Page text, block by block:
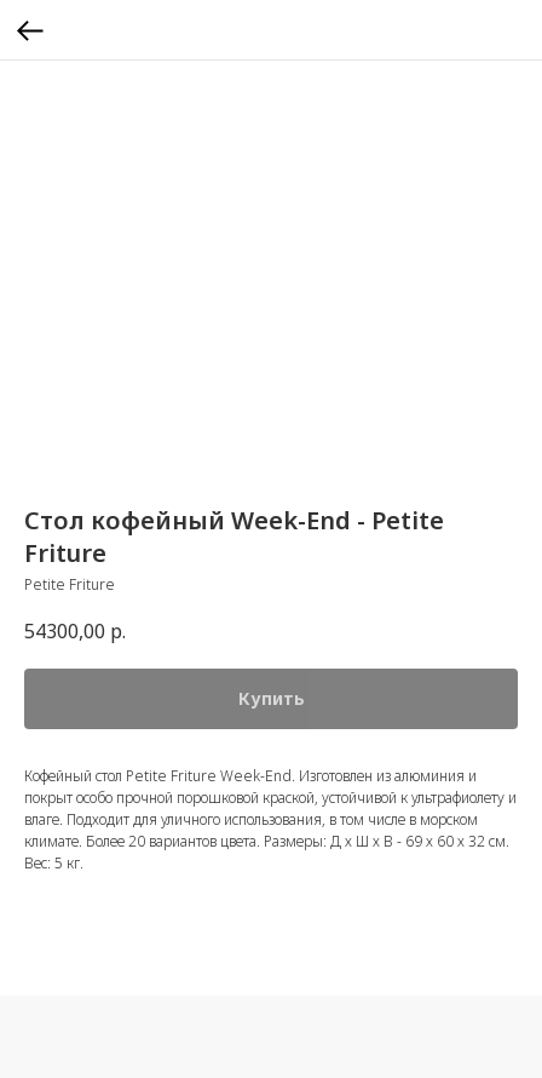
Стол кофейный Week-End - Petite
Friture
Petite Friture
54300,00 р.
Купить
Кофейный стол Petite Friture Week-End. Изготовлен из алюминия и
покрыт особо прочной порошковой краской, устойчивой к ультрафиолету и
влаге. Подходит для уличного использования, в том числе в морском
климате. Более 20 вариантов цвета. Размеры: Д х Ш х В - 69 х 60 х 32 см.
Вес: 5 кг.